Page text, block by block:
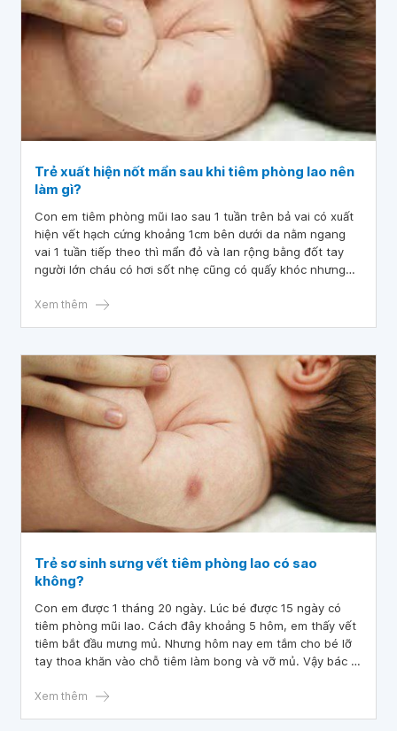
Trẻ xuất hiện nốt mẩn sau khi tiêm phòng lao nên
làm gì?
Con em tiêm phòng mũi lao sau 1 tuần trên bả vai có xuất
hiện vết hạch cứng khoảng 1cm bên dưới da nằm ngang
vai 1 tuần tiếp theo thì mẩn đỏ và lan rộng bằng đốt tay
người lớn cháu có hơi sốt nhẹ cũng có quấy khóc nhưng
Vậy xin hỏi bác sĩ trẻ xuất hiện nốt mẩn sau khi tiêm
Xem thêm
Trẻ sơ sinh sưng vết tiêm phòng lao có sao
không?
Con em được 1 tháng 20 ngày. Lúc bé được 15 ngày có
tiêm phòng mũi lao. Cách đây khoảng 5 hôm, em thấy vết
tiêm bắt đầu mưng mủ. Nhưng hôm nay em tắm cho bé lỡ
tay thoa khăn vào chỗ tiêm làm bong và vỡ mủ. Vậy bác sĩ
không? Mũi tiêm có tác dụng nữa không? Em cảm ơn.
Xem thêm